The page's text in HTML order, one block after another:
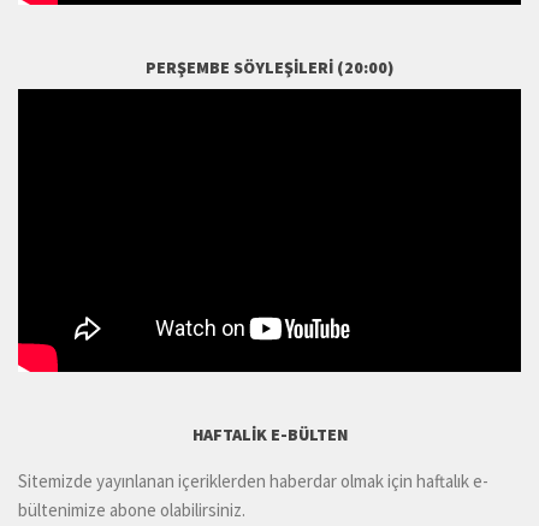
PERŞEMBE SÖYLEŞILERI (20:00)
HAFTALIK E-BÜLTEN
Sitemizde yayınlanan içeriklerden haberdar olmak için haftalık e-
bültenimize abone olabilirsiniz.